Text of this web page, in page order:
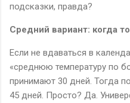
подсказки, правда?
Средний вариант: когда
Если не вдаваться в
«среднюю температуру по
принимают 30 дней. Тогда
45 дней. Просто? Да.